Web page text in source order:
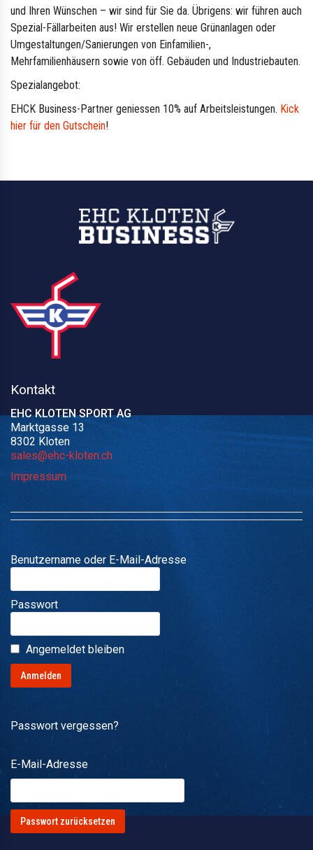
und Ihren Wünschen – wir sind für Sie da. Übrigens: wir führen auch
Spezial-Fällarbeiten aus! Wir erstellen neue Grünanlagen oder
Umgestaltungen/Sanierungen von Einfamilien-,
Mehrfamilienhäusern sowie von öff. Gebäuden und Industriebauten.
Spezialangebot:
EHCK Business-Partner geniessen 10% auf Arbeitsleistungen. Kick
hier für den Gutschein!
Kontakt
EHC KLOTEN SPORT AG
Marktgasse 13
8302 Kloten
sales@ehc-kloten.ch
Impressum
Benutzername oder E-Mail-Adresse
Passwort
Angemeldet bleiben
Passwort vergessen?
E-Mail-Adresse